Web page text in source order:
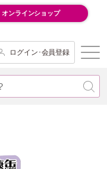
オンラインショップ
ログイン･会員登録